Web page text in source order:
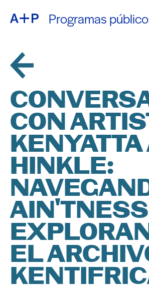
Programas
DE
ARCHIVO
DONAR
ESPAÑOL
普通话
日本語
CON
KENYATTA
HINKLE:
EL